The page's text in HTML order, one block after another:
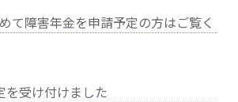
て障害年金を申請予定の方はご覧く
を受け付けました